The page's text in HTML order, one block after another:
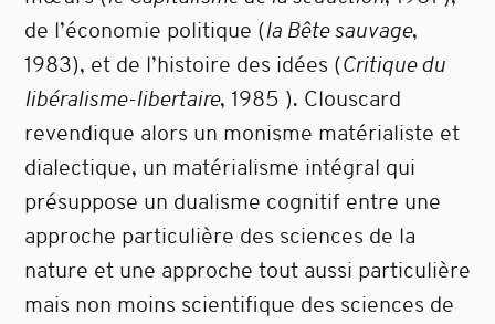
de l’économie politique (la Bête sauvage,
1983), et de l’histoire des idées (Critique du
libéralisme-libertaire, 1985 ). Clouscard
revendique alors un monisme matérialiste et
dialectique, un matérialisme intégral qui
présuppose un dualisme cognitif entre une
approche particulière des sciences de la
nature et une approche tout aussi particulière
mais non moins scientifique des sciences de